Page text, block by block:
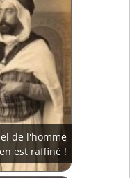
de l'homme
est raffiné !